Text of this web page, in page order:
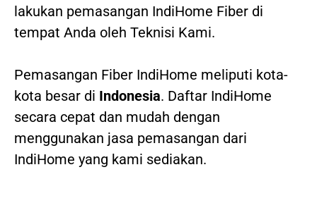
lakukan pemasangan IndiHome Fiber di
tempat Anda oleh Teknisi Kami.
Pemasangan Fiber IndiHome meliputi kota-
kota besar di Indonesia. Daftar IndiHome
secara cepat dan mudah dengan
menggunakan jasa pemasangan dari
IndiHome yang kami sediakan.